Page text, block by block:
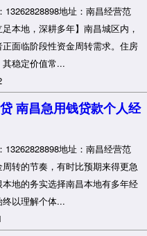
13262828898地址：南昌经营范
本地，深耕多年】南昌城区内，
面临阶段性资金周转需求。住房
稳定价值常...
南昌急用钱贷款个人经
13262828898地址：南昌经营范
转的节奏，有时比预期来得更急
地的务实选择南昌本地有多年经
以理解个体...